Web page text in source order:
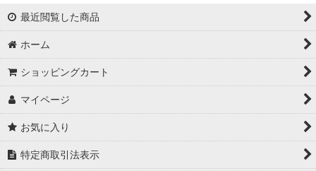
最近閲覧した商品
ホーム
ショッピングカート
マイページ
お気に入り
特定商取引法表示